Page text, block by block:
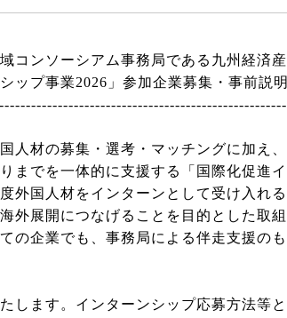
コンソーシアム事務局である九州経済
ップ事業2026」参加企業募集・事前説
⼈材の募集・選考・マッチングに加え
までを一体的に⽀援する「国際化促進
外国⼈材をインターンとして受け入れ
外展開につなげることを目的とした取組
の企業でも、事務局による伴走⽀援の
します。インターンシップ応募方法等